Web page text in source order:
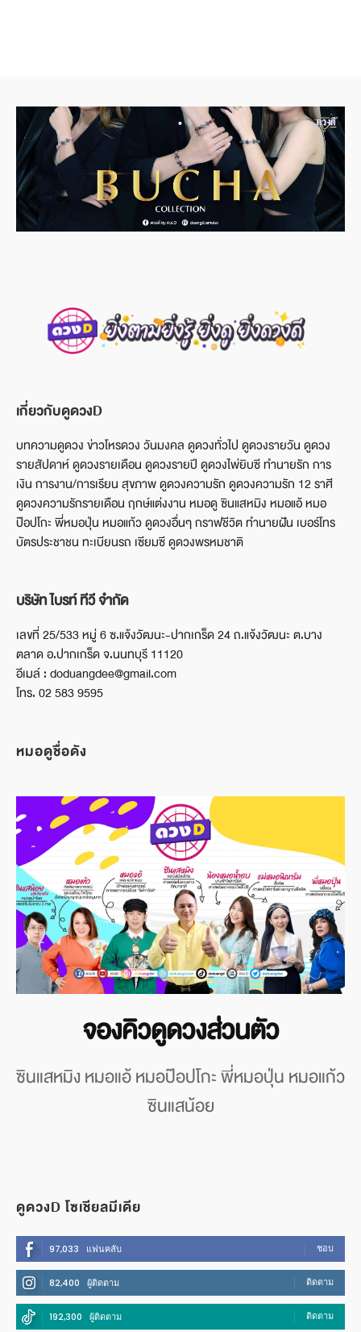
เกี่ยวกับดูดวงD
บทความดูดวง ข่าวโหรดวง วันมงคล ดูดวงทั่วไป ดูดวงรายวัน ดูดวง
รายสัปดาห์ ดูดวงรายเดือน ดูดวงรายปี ดูดวงไพ่ยิบซี ทำนายรัก การ
เงิน การงาน/การเรียน สุขภาพ ดูดวงความรัก ดูดวงความรัก 12 ราศี
ดูดวงความรักรายเดือน ฤกษ์แต่งงาน หมอดู ซินแสหมิง หมอแอ้ หมอ
ป๊อปโกะ พี่หมอปุ่น หมอแก้ว ดูดวงอื่นๆ กราฟชีวิต ทำนายฝัน เบอร์โทร
บัตรประชาชน ทะเบียนรถ เซียมซี ดูดวงพรหมชาติ
บริษัท ไบรท์ ทีวี จำกัด
เลขที่ 25/533 หมู่ 6 ซ.แจ้งวัฒนะ-ปากเกร็ด 24 ถ.แจ้งวัฒนะ ต.บาง
ตลาด อ.ปากเกร็ด จ.นนทบุรี 11120
อีเมล์ : doduangdee@gmail.com
โทร. 02 583 9595
หมอดูชื่อดัง
จองคิวดูดวงส่วนตัว
ซินแสหมิง หมอแอ้ หมอป๊อปโกะ พี่หมอปุ่น หมอแก้ว
ซินแสน้อย
ดูดวงD โซเชียลมีเดีย
97,033 แฟนคลับ ชอบ
82,400 ผู้ติดตาม ติดตาม
192,300 ผู้ติดตาม ติดตาม